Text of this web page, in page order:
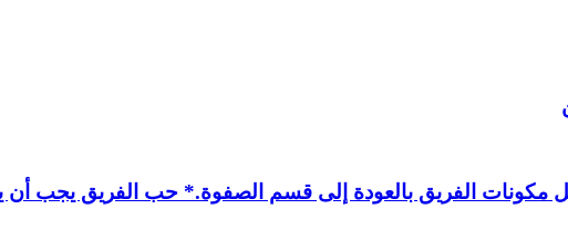
الفريق بالعودة إلى قسم الصفوة.* حب الفريق يجب أن